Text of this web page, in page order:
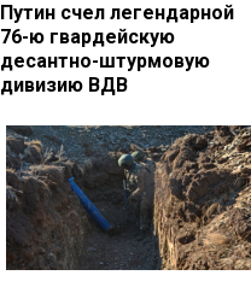
Путин счел легендарной
76-ю гвардейскую
десантно-штурмовую
дивизию ВДВ